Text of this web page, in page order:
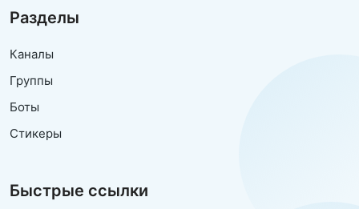
Разделы
Каналы
Группы
Боты
Стикеры
Быстрые ссылки